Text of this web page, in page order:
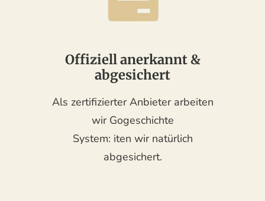
Offiziell anerkannt &
abgesichert
Als zertifizierter Anbieter arbeiten
wir Gogeschichte
System: iten wir natürlich
abgesichert.